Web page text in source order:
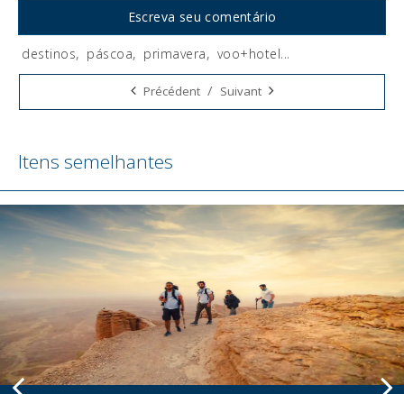
Escreva seu comentário
Tags:
destinos, páscoa, primavera, voo+hotel...
Précédent / Suivant
Itens semelhantes